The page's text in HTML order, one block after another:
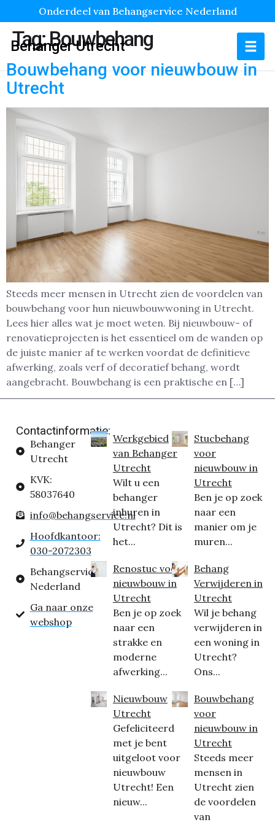
Onderdeel van Behangservice Nederland
Behanger Utrecht
Tag:Bouwbehang
Bouwbehang voor nieuwbouw in
Utrecht
Steeds meer mensen in Utrecht zien de voordelen van
bouwbehang voor hun nieuwbouwwoning in Utrecht.
Lees hier alles wat je moet weten. Bij nieuwbouw- of
renovatieprojecten is het essentieel om de wanden op
de juiste manier af te werken voordat de definitieve
afwerking, zoals verf of decoratief behang, wordt
aangebracht. Bouwbehang is een praktische en […]
Contactinformatie:
Behanger
Utrecht
KVK:
58037640
info@behangservice.nl
Hoofdkantoor:
030-2072303
Behangservice
Nederland
Ga naar onze
webshop
Werkgebied
van Behanger
Utrecht
Wilt u een
behanger
inhuren in
Utrecht? Dit is
het...
Renostuc voor
nieuwbouw in
Utrecht
Ben je op zoek
naar een
strakke en
moderne
afwerking...
Nieuwbouw
Utrecht
Gefeliciteerd
met je bent
uitgeloot voor
nieuwbouw
Utrecht! Een
nieuw...
Stucbehang
voor
nieuwbouw in
Utrecht
Ben je op zoek
naar een
manier om je
muren...
Behang
Verwijderen in
Utrecht
Wil je behang
verwijderen in
een woning in
Utrecht?
Ons...
Bouwbehang
voor
nieuwbouw in
Utrecht
Steeds meer
mensen in
Utrecht zien
de voordelen
van